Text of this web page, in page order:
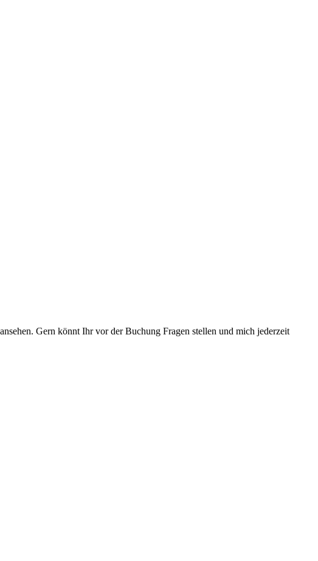
Gern könnt Ihr vor der Buchung Fragen stellen und mich jederzeit